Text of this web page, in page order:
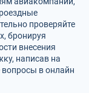
проверяйте
бронируя
внесения
написав на
вопросы в онлайн